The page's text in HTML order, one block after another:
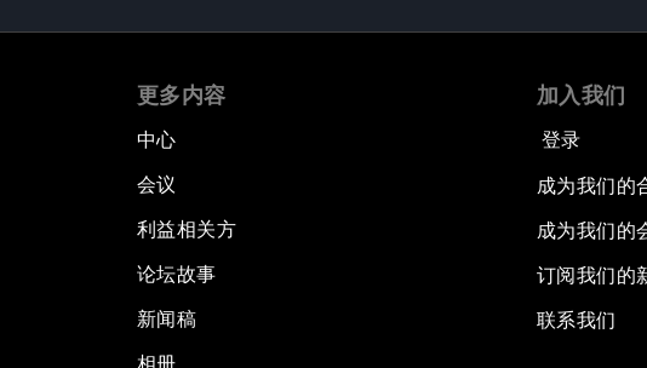
更多内容
中心
会议
利益相关方
论坛故事
新闻稿
加入我们
登录
成为我们的
成为我们的
订阅我们的
联系我们